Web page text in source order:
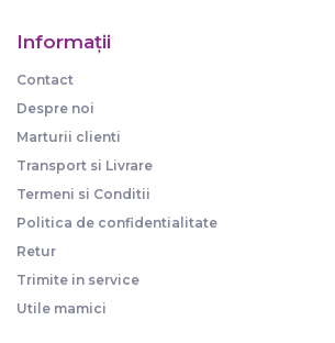
Informaţii
Contact
Despre noi
Marturii clienti
Transport si Livrare
Termeni si Conditii
Politica de confidentialitate
Retur
Trimite in service
Utile mamici